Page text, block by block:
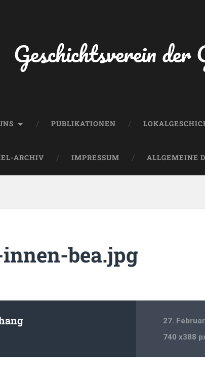
Geschichtsverein der
PUBLIKATIONEN
ARCHIV IMPRESSUM ALLGEMEINE
bea.jpg
27.
740x388